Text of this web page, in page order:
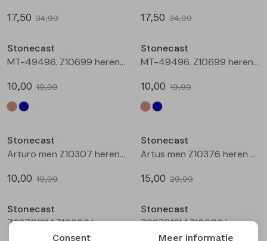
17,50 34,99
17,50 34,99
Stonecast
MT-49496. Z10699 heren T-Shirt km Kit
10,00 19,99
Stonecast
MT-49496. Z10699 heren T-Shirt km raf/jeans
10,00 19,99
Stonecast
Arturo men Z10307 heren T-Shirt km Raf
10,00 19,99
Stonecast
Artus men Z10376 heren polo Oranje
15,00 29,99
Stonecast
7627019M Z10606 heren buiten jack Groen
Stonecast
7627019M Z10606 heren buiten jack Marine
Consent Meer informatie